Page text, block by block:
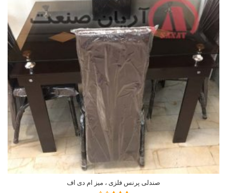
صندلی پرنس فلزی ، میز ام دی اف